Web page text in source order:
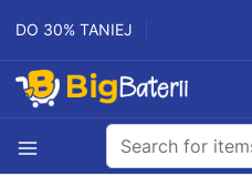
DO 30% TANIEJ